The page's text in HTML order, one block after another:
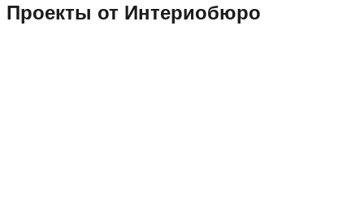
Проекты от Интериобюро